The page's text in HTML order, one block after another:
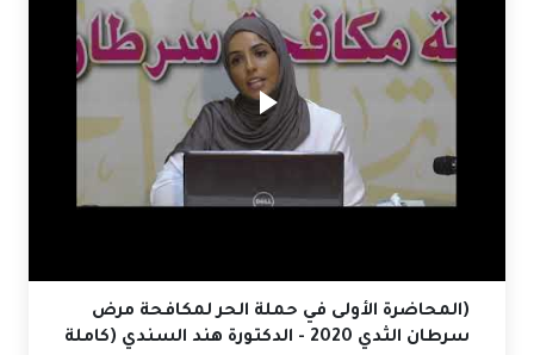
(المحاضرة الأولى في حملة الحر لمكافحة مرض
سرطان الثدي 2020 - الدكتورة هند السندي (كاملة